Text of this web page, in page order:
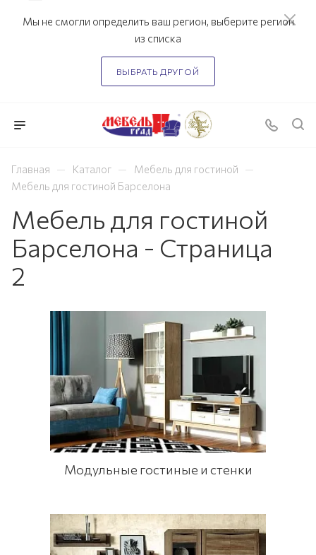
Мы не смогли определить ваш регион, выберите регион
из списка
ВЫБРАТЬ ДРУГОЙ
Главная — Каталог — Мебель для гостиной —
Мебель для гостиной Барселона
Мебель для гостиной
Барселона - Страница
2
Модульные гостиные и стенки